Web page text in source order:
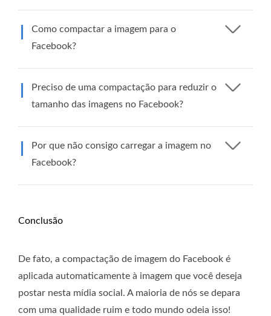
Como compactar a imagem para o
Facebook?
Preciso de uma compactação para reduzir o
tamanho das imagens no Facebook?
Por que não consigo carregar a imagem no
Facebook?
Conclusão
De fato, a compactação de imagem do Facebook é
aplicada automaticamente à imagem que você deseja
postar nesta mídia social. A maioria de nós se depara
com uma qualidade ruim e todo mundo odeia isso!